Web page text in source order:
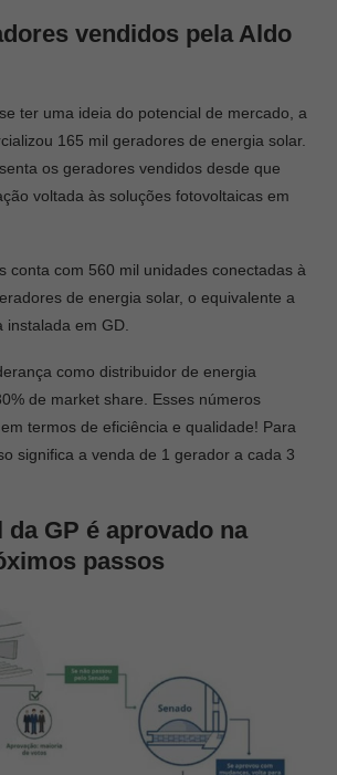
vendidos pela Aldo
ter uma ideia do potencial de mercado, a
165 mil geradores de energia solar.
os geradores vendidos desde que
voltada às soluções fotovoltaicas em
conta com 560 mil unidades conectadas à
de energia solar, o equivalente a
instalada em GD.
como distribuidor de energia
de market share. Esses números
termos de eficiência e qualidade! Para
significa a venda de 1 gerador a cada 3
da GP é aprovado na
passos